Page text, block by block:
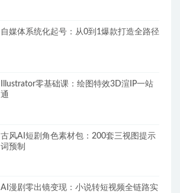
自媒体系统化起号：从0到1爆款打造全路径
Illustrator零基础课：绘图特效3D渲IP一站
通
古风AI短剧角色素材包：200套三视图提示
词预制
AI漫剧零出镜变现：小说转短视频全链路实